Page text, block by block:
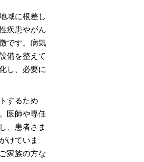
域に根差し
疾患やがん
です。病気
備を整えて
し、必要に
するため
医師や専任
、患者さま
けていま
家族の方な